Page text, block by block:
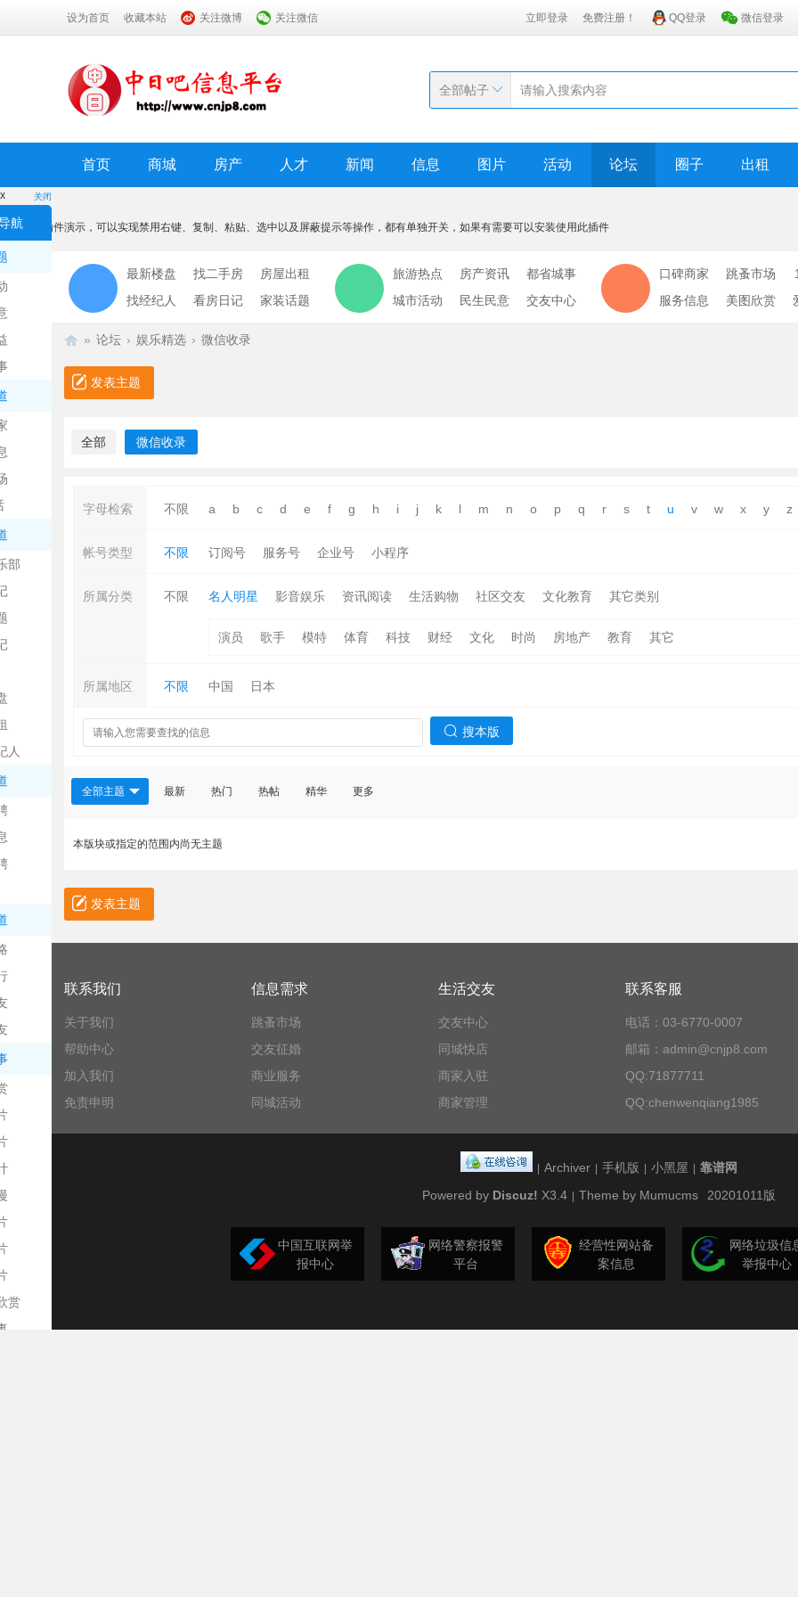
设为首页 收藏本站 关注微博 关注微信 立即登录 免费注册！ QQ登录 微信登录
全部帖子
首页 商城 房产 人才 新闻 信息 图片 活动 论坛 圈子 出租
关闭
航
部
人
赏
x
本功能为插件演示，可以实现禁用右键、复制、粘贴、选中以及屏蔽提示等操作，都有单独开关，如果有需要可以安装使用此插件
我知道了
最新楼盘 找二手房
房屋出租
找经纪人
看房日记 家装话题
旅游热点 房产资讯
都省城事
城市活动
民生民意 交友中心
口碑商家 跳蚤市场
服务信息
美图欣赏
» 论坛 › 娱乐精选 › 微信收录
发表主题
全部 微信收录
字母检索 不限 a b c d e f g h i j k l m n o p q r s t u v w x y z
帐号类型 不限 订阅号 服务号 企业号 小程序
所属分类 不限 名人明星 影音娱乐 资讯阅读 生活购物 社区交友 文化教育 其它类别
演员 歌手 模特 体育 科技 财经 文化 时尚 房地产 教育 其它
所属地区 不限 中国 日本
搜本版
全部主题 最新 热门 热帖 精华 更多
本版块或指定的范围内尚无主题
发表主题
联系我们
关于我们
帮助中心
加入我们
免责申明
信息需求
跳蚤市场
交友征婚
商业服务
同城活动
生活交友
交友中心
同城快店
商家入驻
商家管理
联系客服
电话：03-6770-0007
邮箱：admin@cnjp8.com
QQ:71877711
QQ:chenwenqiang1985
Archiver 手机版 小黑屋
靠谱网
Powered by Discuz! X3.4 Theme by Mumucms 20201011版
中国互联网举
报中心
网络警察报警
平台
经营性网站备
案信息
网络垃圾信
举报中心